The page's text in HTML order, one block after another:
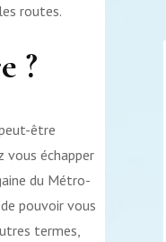
routes.
?
être
vous échapper
du Métro-
pouvoir vous
termes,